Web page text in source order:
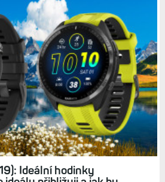
Pro ovládání sportovních
dotyk. Bohatě si vystačím